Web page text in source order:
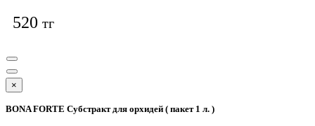
520 тг
×
BONA FORTE Субстракт для орхидей ( пакет 1 л. )